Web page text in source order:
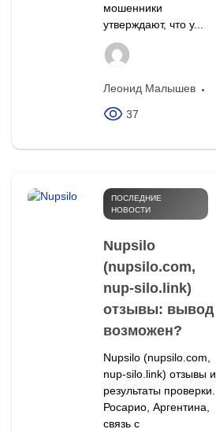
мошенники
утверждают, что у...
Леонид Малышев
37
ПОСЛЕДНИЕ
НОВОСТИ
Nupsilo
(nupsilo.com,
nup-silo.link)
отзывы: вывод
возможен?
Nupsilo (nupsilo.com,
nup-silo.link) отзывы и
результаты проверки.
Росарио, Аргентина,
связь с